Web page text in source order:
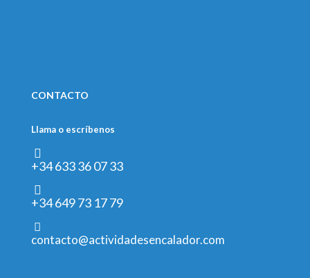
CONTACTO
Llama o escríbenos
+34 633 36 07 33
+34 649 73 17 79
contacto@actividadesencalador.com